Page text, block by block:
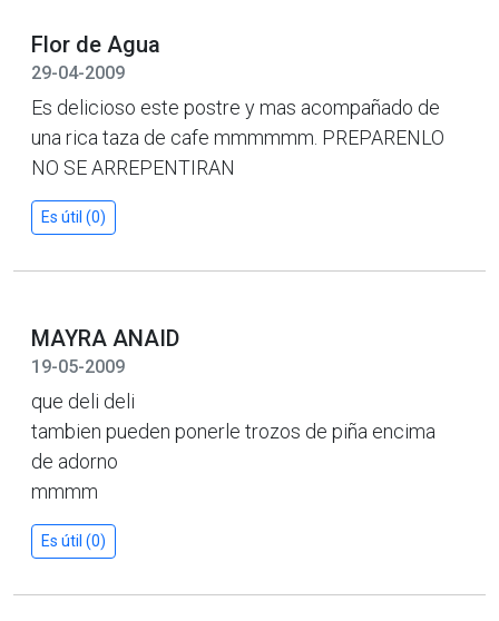
Flor de Agua
29-04-2009
Es delicioso este postre y mas acompañado de
una rica taza de cafe mmmmmm. PREPARENLO
NO SE ARREPENTIRAN
Es útil (0)
MAYRA ANAID
19-05-2009
que deli deli
tambien pueden ponerle trozos de piña encima
de adorno
mmmm
Es útil (0)